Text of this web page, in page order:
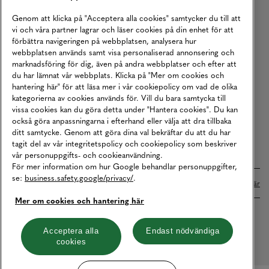
Köpvillkor
Karriär
Vårt Ansvar
Våra Tjänster
Press
Studentrabatt
B2B
Tillgänglighetsredogörelse
Betalningar online sköts i samarbete med Klarna. Läs mer här
Cookies Integritetspolicy
Hantera cookies
Genom att klicka på "Acceptera alla cookies" samtycker du till att
vi och våra partner lagrar och läser cookies på din enhet för att
förbättra navigeringen på webbplatsen, analysera hur
webbplatsen används samt visa personaliserad annonsering och
marknadsföring för dig, även på andra webbplatser och efter att
du har lämnat vår webbplats. Klicka på "Mer om cookies och
hantering här" för att läsa mer i vår cookiepolicy om vad de olika
kategorierna av cookies används för. Vill du bara samtycka till
vissa cookies kan du göra detta under "Hantera cookies". Du kan
också göra anpassningarna i efterhand eller välja att dra tillbaka
ditt samtycke. Genom att göra dina val bekräftar du att du har
tagit del av vår integritetspolicy och cookiepolicy som beskriver
vår personuppgifts- och cookieanvändning.
För mer information om hur Google behandlar personuppgifter,
se: business.safety.google/privacy/.
Mer om cookies och hantering här
Acceptera alla
cookies
Endast nödvändiga